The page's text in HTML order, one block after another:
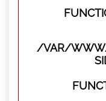
/VAR/WWW/